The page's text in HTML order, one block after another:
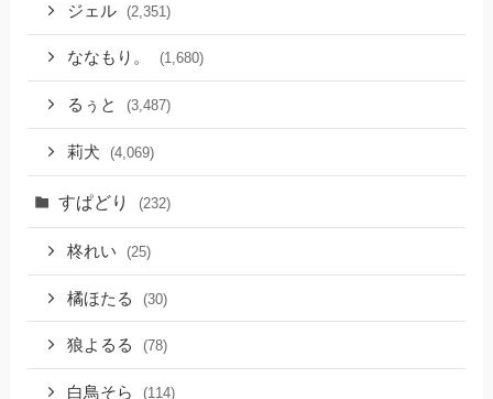
ジェル (2,351)
ななもり。 (1,680)
るぅと (3,487)
莉犬 (4,069)
すぱどり (232)
柊れい (25)
橘ほたる (30)
狼よるる (78)
白鳥そら (114)